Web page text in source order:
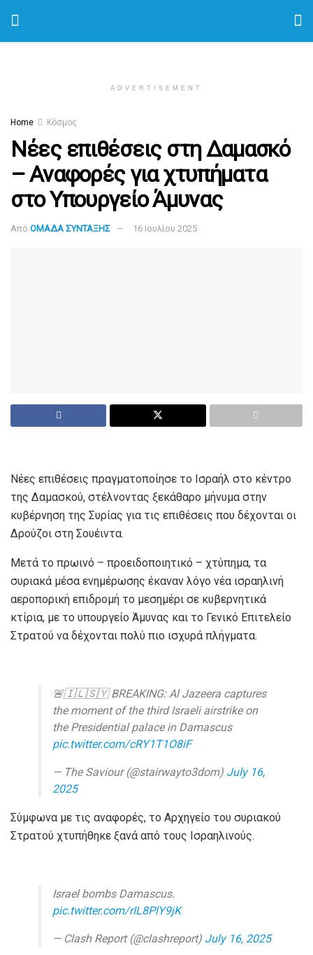
ADVERTISEMENT
Home Κόσμος
Νέες επιθέσεις στη Δαμασκό
– Αναφορές για χτυπήματα
στο Υπουργείο Άμυνας
Από ΟΜΑΔΑ ΣΥΝΤΑΞΗΣ 16 Ιουλίου 2025
Νέες επιθέσεις πραγματοποίησε το Ισραήλ στο κέντρο
της Δαμασκού, στέλνοντας ξεκάθαρο μήνυμα στην
κυβέρνηση της Συρίας για τις επιθέσεις που δέχονται οι
Δρούζοι στη Σουέιντα.
Μετά το πρωινό – προειδοποιητικό – χτύπημα, τα
συριακά μέσα ενημέρωσης έκαναν λόγο νέα ισραηλινή
αεροπορική επιδρομή το μεσημέρι σε κυβερνητικά
κτίρια, με το υπουργείο Άμυνας και το Γενικό Επιτελείο
Στρατού να δέχονται πολύ πιο ισχυρά πλήγματα.
🚨🇮🇱🇸🇾 BREAKING: Al Jazeera captures
the moment of the third Israeli airstrike on
the Presidential palace in Damascus
pic.twitter.com/cRY1T1O8iF
— The Saviour (@stairwayto3dom) July 16,
2025
Σύμφωνα με τις αναφορές, το Αρχηγείο του συριακού
Στρατού χτυπήθηκε ξανά από τους Ισραηλινούς.
Israel bombs Damascus.
pic.twitter.com/rIL8PlY9jK
— Clash Report (@clashreport) July 16, 2025